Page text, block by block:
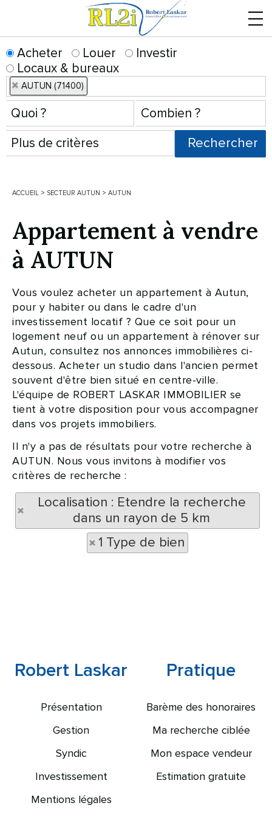
Acheter Louer
Investir
Locaux & bureaux
AUTUN (71400)
ACCUEIL > SECTEUR AUTUN > AUTUN
Appartement à vendre
à AUTUN
Vous voulez acheter un appartement à Autun,
pour y habiter ou dans le cadre d'un
investissement locatif ? Que ce soit pour un
logement neuf ou un appartement à rénover sur
Autun, consultez nos annonces immobilières ci-
dessous. Acheter un studio dans l'ancien permet
souvent d'être bien situé en centre-ville.
L'équipe de ROBERT LASKAR IMMOBILIER se
tient à votre disposition pour vous accompagner
dans vos projets immobiliers.
Il n'y a pas de résultats pour votre recherche à
AUTUN. Nous vous invitons à modifier vos
critères de recherche :
Localisation : Etendre la recherche
dans un rayon de 5 km
1 Type de bien
Robert Laskar
Présentation
Gestion
Syndic
Investissement
Mentions légales
Pratique
Barème des honoraires
Ma recherche ciblée
Mon espace vendeur
Estimation gratuite